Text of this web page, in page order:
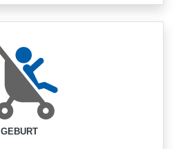
GEBURT